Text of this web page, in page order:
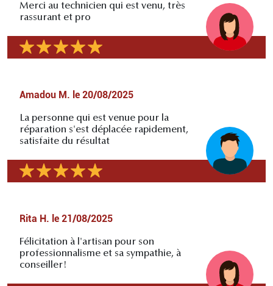
Merci au technicien qui est venu, très
rassurant et pro
Amadou M. le 20/08/2025
La personne qui est venue pour la
réparation s'est déplacée rapidement,
satisfaite du résultat
Rita H. le 21/08/2025
Félicitation à l'artisan pour son
professionnalisme et sa sympathie, à
conseiller!